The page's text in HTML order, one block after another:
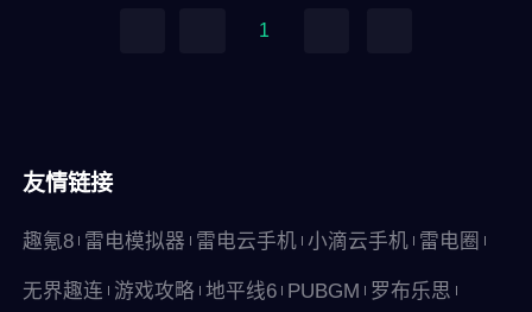
1
友情链接
趣氪8 雷电模拟器 雷电云手机 小滴云手机 雷电圈
无界趣连 游戏攻略 地平线6 PUBGM 罗布乐思